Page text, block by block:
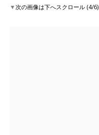
▼次の画像は下へスクロール (4/6)